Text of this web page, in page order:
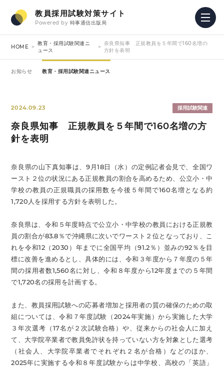
教員採用試験対策サイト
Powered by 時事通信出版局
HOME
教育・採用試験関連ニ
ュース
奈良県知事 正規教員を５年間で160名増の
方針を表明
お知らせ 教育・採用試験関連ニュース
2024.09.23 採用試験関連
奈良県知事 正規教員を５年間で160名増の方
針を表明
奈良県の山下真知事は、9月18日（水）の定例記者会見で、全国ワ
ースト２位の状況にある正規教員の割合を高めるため、公立小・中
学校の教員の正規職員の採用数を今後５年間で160名増となる約
1,720人を採用する方針を表明した。
奈良県は、令和５年度時点で公立小・中学校の教員における正規教
員の割合が83.8％で沖縄県に次いでワースト２位となっており、こ
れを令和12（2030）年までに全国平均（91.2％）並みの92％を目
標に改善を進めるとし、具体的には、令和３年度から７年度の５年
間の採用者数1,560名に対し、令和８年度から12年度までの５年間
で1,720名の採用を計画する。
また、教員採用試験への応募者増加と採用者の質の確保のための取
組については、令和７年度試験（2024年実施）から実施した大学
３年次選考（17名が２次試験合格）や、従来からの社会人に加え
て、大学院卒業者で教員免許状を持っていない方を対象とした選考
（社会人、大学院卒業者でそれぞれ２名が合格）などのほか、
2025年に実施する令和８年度試験からは中学校、高校の「英語」